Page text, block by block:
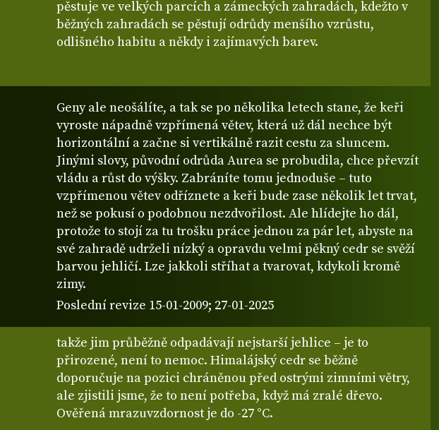
pěstuje ve velkých parcích a zámeckých zahradách, kdežto v
běžných zahradách se pěstují odrůdy menšího vzrůstu,
odlišného habitu a někdy i zajímavých barev.
Geny ale neošálíte, a tak se po několika letech stane, že keři
vyroste nápadně vzpřímená větev, která už dál nechce být
horizontální a začne si vertikálně razit cestu za sluncem.
Jinými slovy, původní odrůda Aurea se probudila, chce převzít
vládu a růst do výšky. Zabráníte tomu jednoduše – tuto
vzpřímenou větev odříznete a keři bude zase několik let trvat,
než se pokusí o podobnou nezdvořilost. Ale hlídejte ho dál,
protože to stojí za tu trošku práce jednou za pár let, abyste na
své zahradě udrželi nízký a opravdu velmi pěkný cedr se svěží
barvou jehličí. Lze jakkoli stříhat a tvarovat, kdykoli kromě
zimy.
Poslední revize 15-01-2009; 27-01-2025
takže jim průběžně odpadávají nejstarší jehlice – je to
přirozené, není to nemoc. Himalájský cedr se běžně
doporučuje na pozici chráněnou před ostrými zimními větry,
ale zjistili jsme, že to není potřeba, když má zralé dřevo.
Ověřená mrazuvzdornost je do -27 °C.